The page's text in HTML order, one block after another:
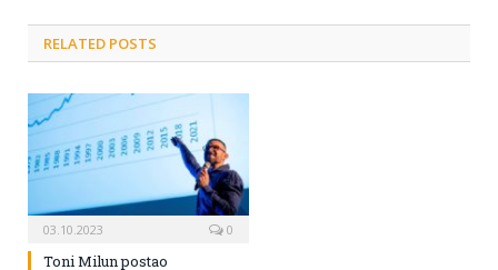
RELATED POSTS
03.10.2023 0
Toni Milun postao